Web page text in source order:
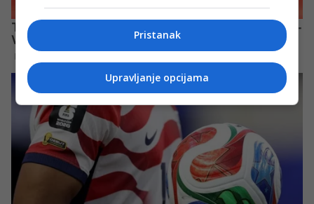
Pristanak
Upravljanje opcijama